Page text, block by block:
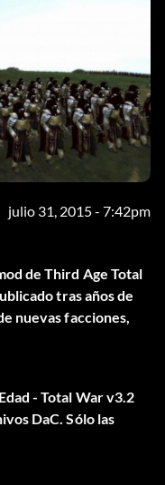
julio 31, 2015 - 7:42pm
de Third Age Total
tras años de
nuevas facciones,
- Total War v3.2
DaC. Sólo las